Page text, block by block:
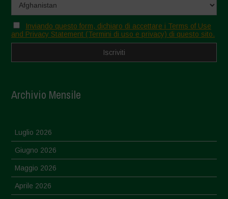
Inviando questo form, dichiaro di accettare i Terms of Use
and Privacy Statement (Termini di uso e privacy) di questo sito.
Archivio Mensile
Luglio 2026
Giugno 2026
Maggio 2026
Aprile 2026